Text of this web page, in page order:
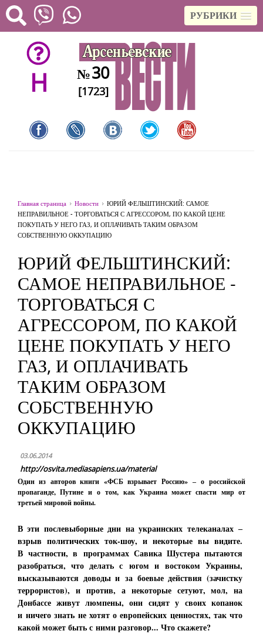
РУБРИКИ
H №30
[1723]
Главная страница Новости
ЮРИЙ ФЕЛЬШТИНСКИЙ: САМОЕ
НЕПРАВИЛЬНОЕ ‒ ТОРГОВАТЬСЯ С АГРЕССОРОМ, ПО КАКОЙ ЦЕНЕ
ПОКУПАТЬ У НЕГО ГАЗ, И ОПЛАЧИВАТЬ ТАКИМ ОБРАЗОМ
СОБСТВЕННУЮ ОККУПАЦИЮ
ЮРИЙ ФЕЛЬШТИНСКИЙ:
САМОЕ НЕПРАВИЛЬНОЕ ‒
ТОРГОВАТЬСЯ С
АГРЕССОРОМ, ПО КАКОЙ
ЦЕНЕ ПОКУПАТЬ У НЕГО
ГАЗ, И ОПЛАЧИВАТЬ
ТАКИМ ОБРАЗОМ
СОБСТВЕННУЮ
ОККУПАЦИЮ
03.06.2014
http://osvita.mediasapiens.ua/material
Один из авторов книги «ФСБ взрывает Россию» ‒ о российской
пропаганде, Путине и о том, как Украина может спасти мир от
третьей мировой войны.
В эти послевыборные дни на украинских телеканалах ‒
взрыв политических ток-шоу, и некоторые вы видите.
В частности, в программах Савика Шустера пытаются
разобраться, что делать с югом и востоком Украины,
высказываются доводы и за боевые действия (зачистку
террористов), и против, а некоторые сетуют, мол, на
Донбассе живут люмпены, они сидят у своих копанок
и ничего знать не хотят о европейских ценностях, так что
какой может быть с ними разговор... Что скажете?